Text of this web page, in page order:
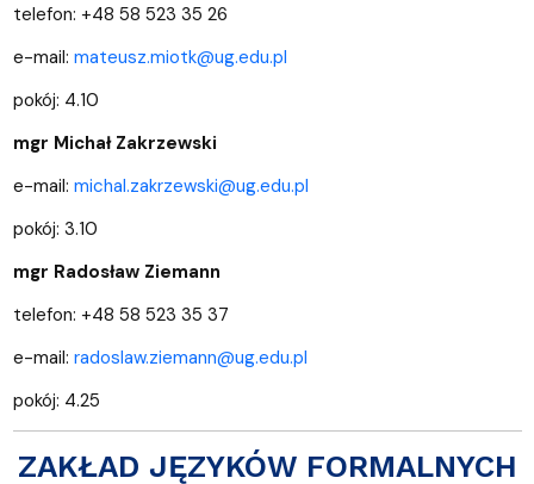
telefon: +48 58 523 35 26
e-mail: mateusz.miotk@ug.edu.pl
pokój: 4.10
mgr Michał Zakrzewski
e-mail: michal.zakrzewski@ug.edu.pl
pokój: 3.10
mgr Radosław Ziemann
telefon: +48 58 523 35 37
e-mail: radoslaw.ziemann@ug.edu.pl
pokój: 4.25
ZAKŁAD JĘZYKÓW FORMALNYCH